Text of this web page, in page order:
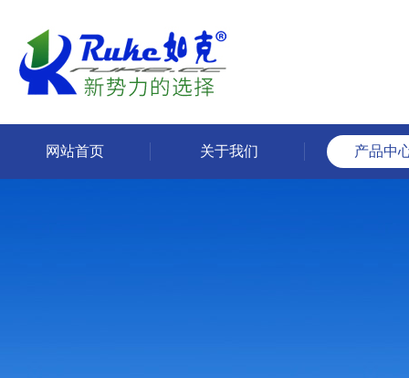
网站首页 关于我们 产品中